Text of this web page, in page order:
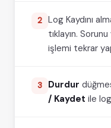
🐧Linux
macOS (Intel)
2 Log Kaydını
tıklayın.
işlemi tekrar
3 Durdur
/ Kaydet ile